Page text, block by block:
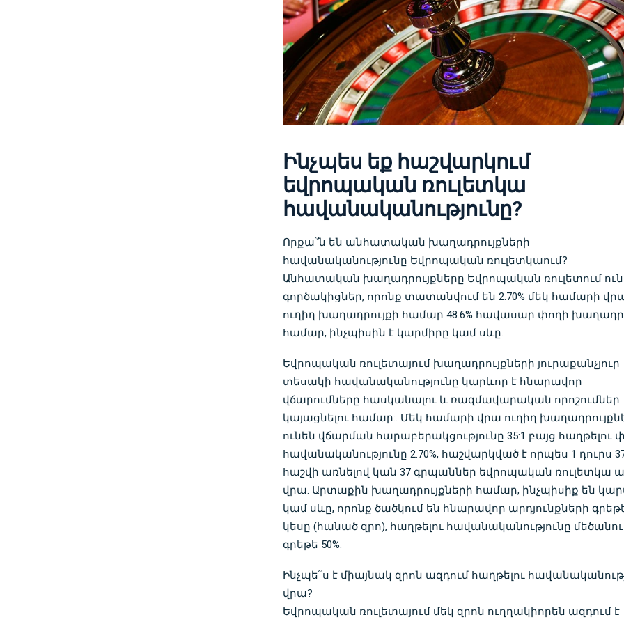
Ինչպես եք հաշվարկում
եվրոպական ռուլետկա
հավանականությունը?
Որքա՞ն են անհատական ​​խաղադրույքների
հավանականությունը Եվրոպական ռուլետկաում?
Անհատական ​​խաղադրույքները Եվրոպական ռուլետում
գործակիցներ, որոնք տատանվում են 2.70% մեկ համարի
ուղիղ խաղադրույքի համար 48.6% հավասար փողի
համար, ինչպիսին է կարմիրը կամ սևը.
Եվրոպական ռուլետայում խաղադրույքների յուրաքանչյուր
տեսակի հավանականությունը կարևոր է հնարավոր
վճարումները հասկանալու և ռազմավարական որոշումներ
կայացնելու համար:. Մեկ համարի վրա ուղիղ
ունեն վճարման հարաբերակցությունը 35:1 բայց հաղթելու
հավանականությունը 2.70%, հաշվարկված է որպես 1 դուրս
հաշվի առնելով կան 37 գրպաններ եվրոպական ռուլետկա
վրա. Արտաքին խաղադրույքների համար, ինչպիսիք են
կամ սևը, որոնք ծածկում են հնարավոր արդյունքների
կեսը (հանած զրո), հաղթելու հավանականությունը
գրեթե 50%.
Ինչպե՞ս է միայնակ զրոն ազդում հաղթելու
վրա?
Եվրոպական ռուլետայում մեկ զրոն ուղղակիորեն ազդում է